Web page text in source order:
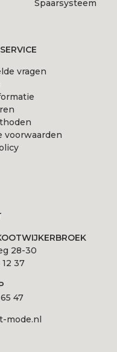
Spaarsysteem
vragen
voorwaarden
28-30
37
47
mode.nl